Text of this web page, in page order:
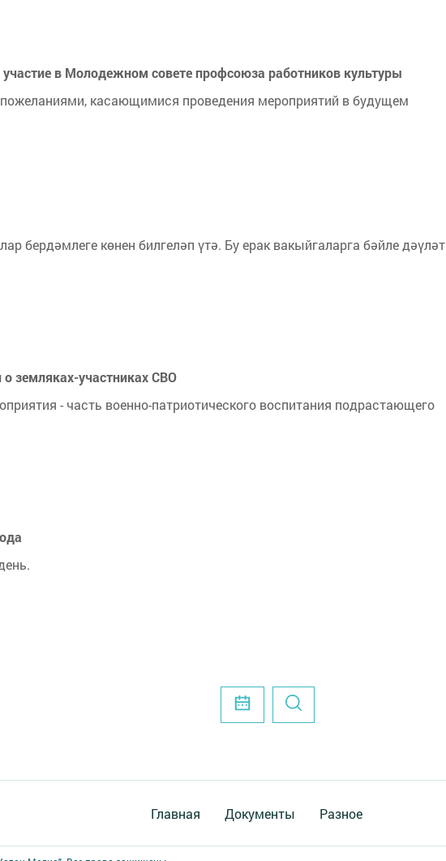
в Молодежном совете профсоюза работников культуры
касающимися проведения мероприятий в будущем
бердәмлеге көнен билгеләп үтә. Бу ерак вакыйгаларга бәйле дәүләт
земляках-участниках СВО
- часть военно-патриотического воспитания подрастающего
Главная Документы Разное